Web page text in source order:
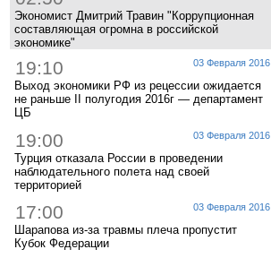
Экономист Дмитрий Травин "Коррупционная
составляющая огромна в российской
экономике"
03 Февраля 2016
19:10
Выход экономики РФ из рецессии ожидается
не раньше II полугодия 2016г — департамент
ЦБ
03 Февраля 2016
19:00
Турция отказала России в проведении
наблюдательного полета над своей
территорией
03 Февраля 2016
17:00
Шарапова из-за травмы плеча пропустит
Кубок Федерации